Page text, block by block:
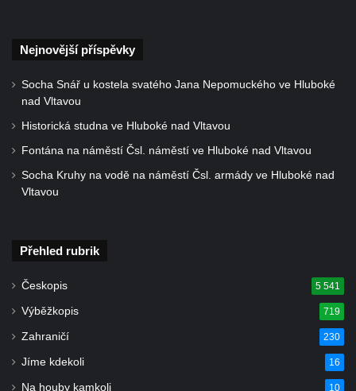
Kostel Wang (Karpacz – Bierutowice,
Skalní kaple Nejsvětější Trojice u Česká
Kamenice
Kostel svatého Vendelína v Perštejně
Kostel Nejsvětější Trojice v Klášterci nad
Ohří
Hřbitovní kaple ve Velkém Šenově
Nejnovější příspěvky
Socha Snář u kostela svatého Jana Nepomuckého ve Hluboké
nad Vltavou
Historická studna ve Hluboké nad Vltavou
Fontána na náměstí Čsl. náměstí ve Hluboké nad Vltavou
Socha Kruhy na vodě na náměstí Čsl. armády ve Hluboké nad
Vltavou
Přehled rubrik
Českopis 5 541
Výběžkopis 719
Zahraničí 230
Jíme kdekoli 16
Na houby kamkoli 10